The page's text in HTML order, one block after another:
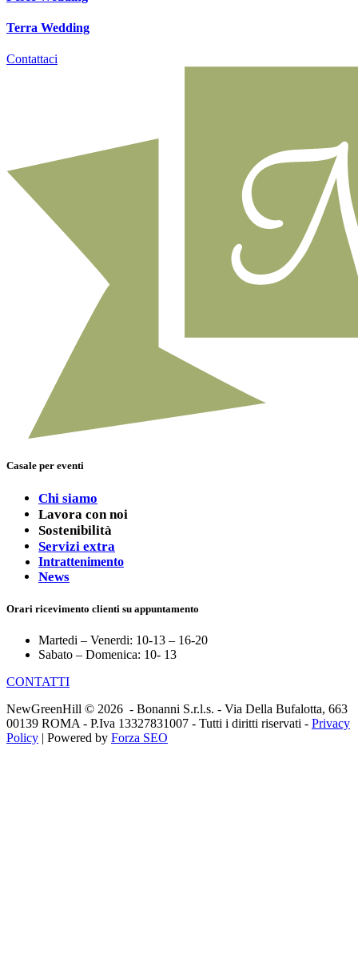
Terra Wedding
Contattaci
Casale per eventi
Chi siamo
Lavora con noi
Sostenibilità
Servizi extra
Intrattenimento
News
Orari ricevimento clienti su appuntamento
Martedi – Venerdi: 10-13 – 16-20
Sabato – Domenica: 10- 13
CONTATTI
NewGreenHill © 2026 - Bonanni S.r.l.s. - Via Della Bufalotta, 663
00139 ROMA - P.Iva 13327831007 - Tutti i diritti riservati - Privacy
Policy | Powered by Forza SEO